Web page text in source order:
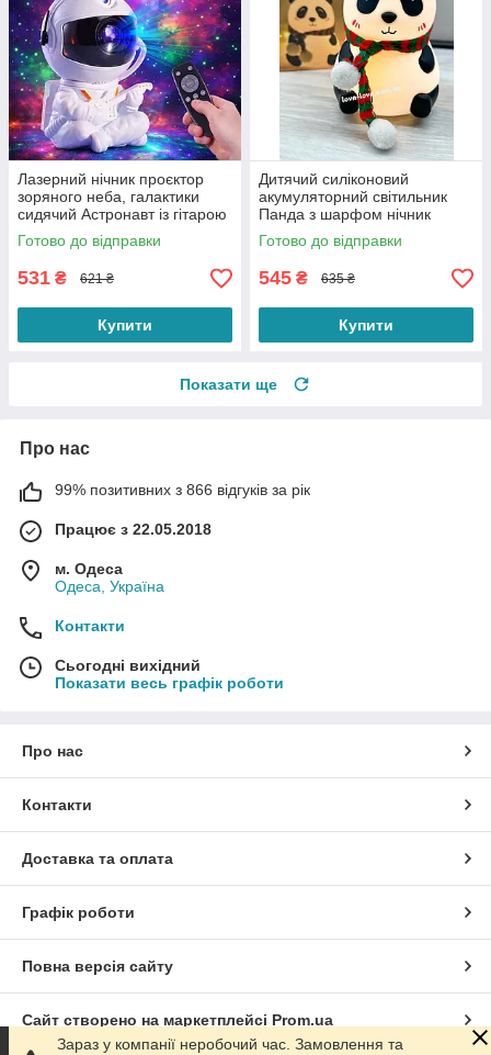
Лазерний нічник проєктор
зоряного неба, галактики
сидячий Астронавт із гітарою
в руках і пультом ДК
Готово до відправки
531 ₴ 621 ₴
Купити
Дитячий силіконовий
акумуляторний світильник
Панда з шарфом нічник
кілька режимів світіння
Готово до відправки
545 ₴ 635 ₴
Купити
Показати ще
Про нас
99% позитивних з 866 відгуків за рік
Працює з 22.05.2018
м. Одеса
Одеса, Україна
Контакти
Сьогодні вихідний
Показати весь графік роботи
Про нас
Контакти
Доставка та оплата
Графік роботи
Повна версія сайту
Сайт створено на маркетплейсі Prom.ua
Зараз у компанії неробочий час. Замовлення та